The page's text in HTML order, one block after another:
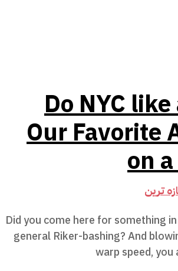
Do NYC
Our Favorite
on
ترین
Did you come here for something
general Riker-bashing? And
warp speed, you